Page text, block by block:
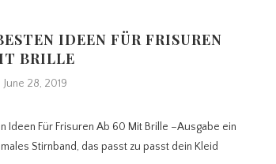
IDEEN FÜR FRISUREN
BRILLE
June 28, 2019
Ideen Für Frisuren Ab 60 Mit Brille –Ausgabe ein
Stirnband, das passt zu passt dein Kleid